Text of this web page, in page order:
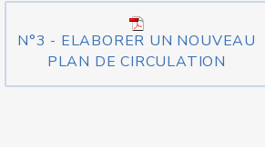
N°3 - ELABORER UN NOUVEAU
PLAN DE CIRCULATION